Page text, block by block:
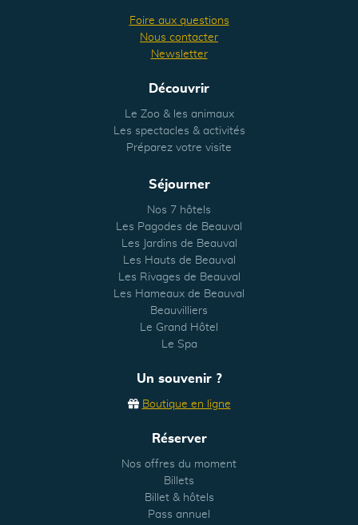
Foire aux questions
Nous contacter
Newsletter
Découvrir
Le Zoo & les animaux
Les spectacles & activités
Préparez votre visite
Séjourner
Nos 7 hôtels
Les Pagodes de Beauval
Les Jardins de Beauval
Les Hauts de Beauval
Les Rivages de Beauval
Les Hameaux de Beauval
Beauvilliers
Le Grand Hôtel
Le Spa
Un souvenir ?
Boutique en ligne
Réserver
Nos offres du moment
Billets
Billet & hôtels
Pass annuel